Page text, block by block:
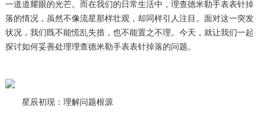
一道道耀眼的光芒。而在我们的日常生活中，理查德米勒手表表针掉
落的情况，虽然不像流星那样壮观，却同样引人注目。面对这一突发
状况，我们既不能慌乱失措，也不能置之不理。今天，就让我们一起
探讨如何妥善处理理查德米勒手表表针掉落的问题。
星辰初现：理解问题根源